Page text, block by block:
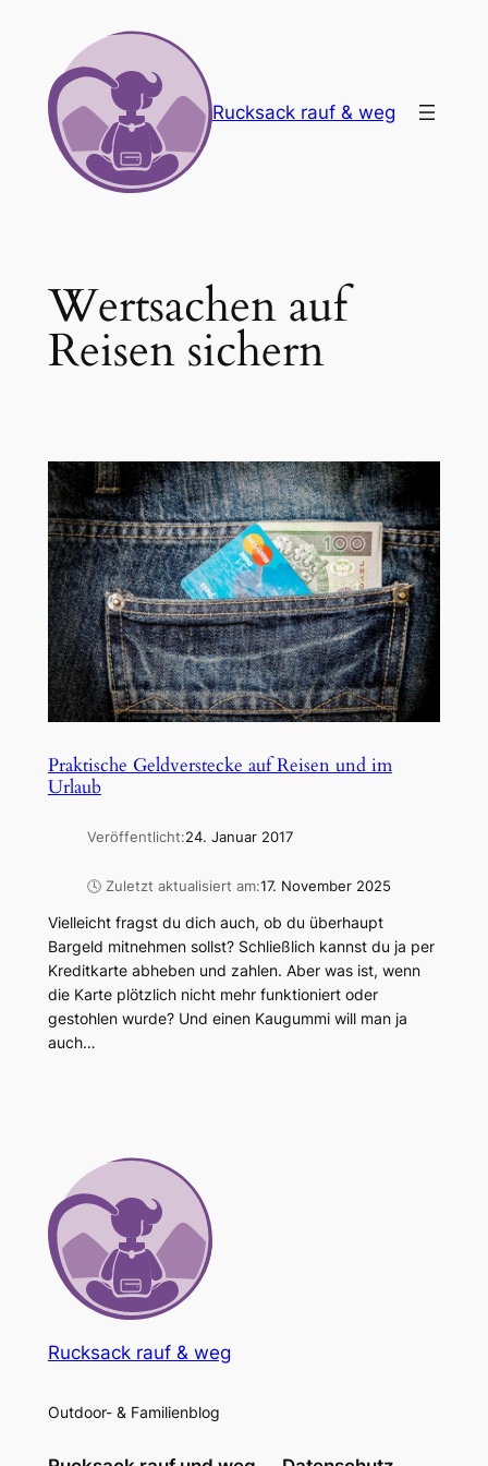
springen
Rucksack rauf & weg
Wertsachen auf
Reisen sichern
Praktische Geldverstecke auf Reisen und im
Urlaub
Veröffentlicht:24. Januar 2017
🕓 Zuletzt aktualisiert am:17. November 2025
Vielleicht fragst du dich auch, ob du überhaupt
Bargeld mitnehmen sollst? Schließlich kannst du ja per
Kreditkarte abheben und zahlen. Aber was ist, wenn
die Karte plötzlich nicht mehr funktioniert oder
gestohlen wurde? Und einen Kaugummi will man ja
auch…
Rucksack rauf & weg
Outdoor- & Familienblog